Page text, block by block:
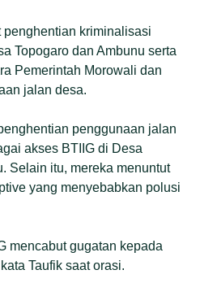
penghentian kriminalisasi
Topogaro dan Ambunu serta
Pemerintah Morowali dan
jalan desa.
penggunaan jalan
akses BTIIG di Desa
Selain itu, mereka menuntut
yang menyebabkan polusi
mencabut gugatan kepada
Taufik saat orasi.